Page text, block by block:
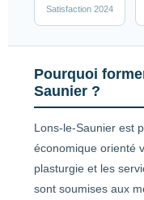
Satisfaction 2024
Pourquoi
Saunier ?
Lons-le-Saunier est
économique orienté
plasturgie et les
sont soumises aux